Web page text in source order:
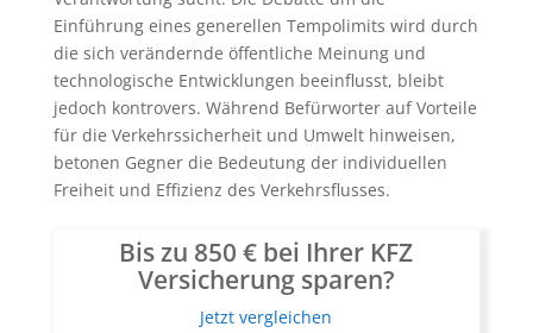
Einführung eines generellen Tempolimits wird durch
die sich verändernde öffentliche Meinung und
technologische Entwicklungen beeinflusst, bleibt
jedoch kontrovers. Während Befürworter auf Vorteile
für die Verkehrssicherheit und Umwelt hinweisen,
betonen Gegner die Bedeutung der individuellen
Freiheit und Effizienz des Verkehrsflusses.
Bis zu 850 € bei Ihrer KFZ
Versicherung sparen?
Jetzt vergleichen